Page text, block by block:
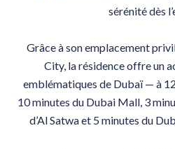
sérénité dès
Grâce à son emplacement
City, la résidence offre un
emblématiques de Dubaï — à
10 minutes du Dubai Mall, 3
d’Al Satwa et 5 minutes du